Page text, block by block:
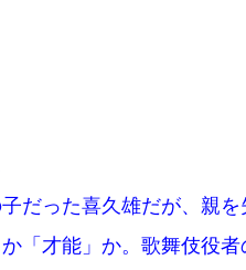
だった喜久雄だが、親
か「才能」か。歌舞伎役